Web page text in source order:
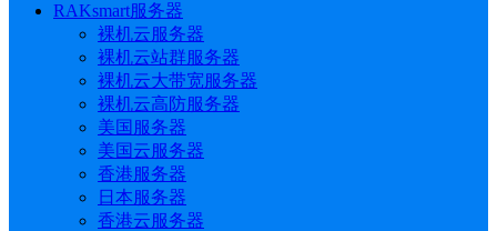
RAKsmart服务器
裸机云服务器
裸机云站群服务器
裸机云大带宽服务器
裸机云高防服务器
美国服务器
美国云服务器
香港服务器
日本服务器
香港云服务器